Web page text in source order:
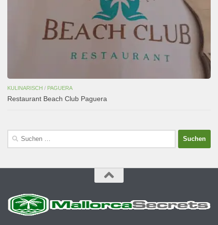
KULINARISCH / PAGUERA
Restaurant Beach Club Paguera
Suchen